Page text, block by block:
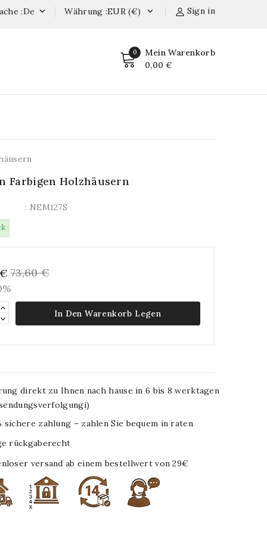
Sign in
Währung :EUR (€) 
:de 
0 Mein Warenkorb
0,00 €
Farbigen Holzhäusern
: NEM127S
73,60 €
In Den Warenkorb Legen
direkt zu Ihnen nach hause in 6 bis 8 werktagen
sichere zahlung – zahlen Sie bequem in raten
rückgaberecht
versand ab einem bestellwert von 29€